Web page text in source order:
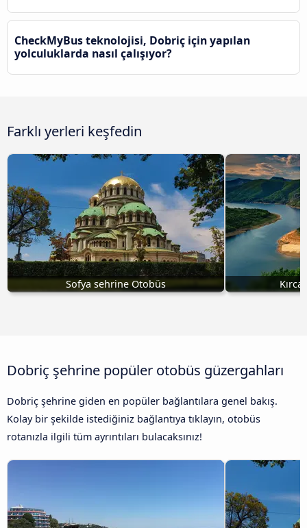
CheckMyBus teknolojisi, Dobriç için yapılan
yolculuklarda nasıl çalışıyor?
Farklı yerleri keşfedin
Sofya sehrine Otobüs
Dobriç şehrine popüler otobüs güzergahları
Dobriç şehrine giden en popüler bağlantılara genel bakış.
Kolay bir şekilde istediğiniz bağlantıya tıklayın, otobüs
rotanızla ilgili tüm ayrıntıları bulacaksınız!